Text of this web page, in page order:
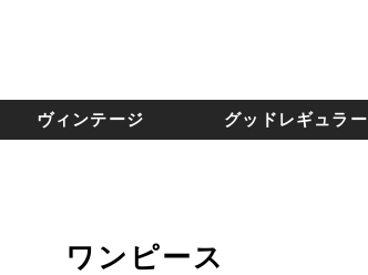
ヴィンテージ グッドレギュラー
ワンピース